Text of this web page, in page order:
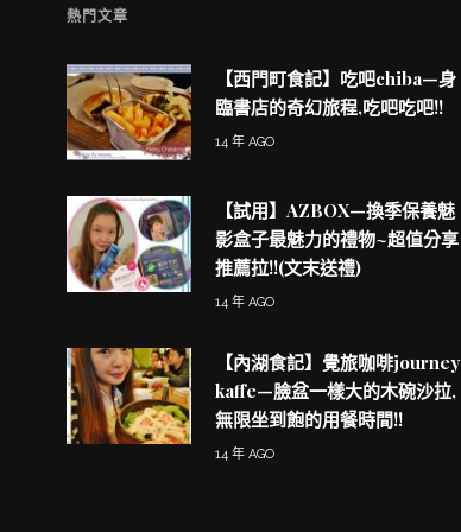
熱門文章
【西門町食記】吃吧chiba—身
臨書店的奇幻旅程,吃吧吃吧!!
14 年 AGO
【試用】AZBOX—換季保養魅
影盒子最魅力的禮物~超值分享
推薦拉!!(文末送禮)
14 年 AGO
【內湖食記】覺旅咖啡journey
kaffe—臉盆一樣大的木碗沙拉,
無限坐到飽的用餐時間!!
14 年 AGO